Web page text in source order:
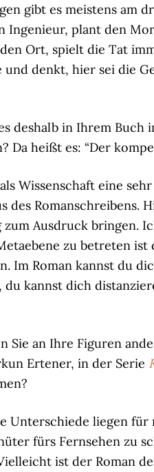
gibt es meistens am
Ingenieur, plant den
Ort, spielt die Tat
und denkt, hier sei die
deshalb in Ihrem Buch
Da heißt es: “Der
Wissenschaft eine
des Romanschreibens.
Ausdruck bringen.
zu betreten
Im Roman kannst du
du kannst dich
Sie an Ihre Figuren
Ertener, in der Serie
Unterschiede liegen
fürs Fernsehen zu
ist der Roman